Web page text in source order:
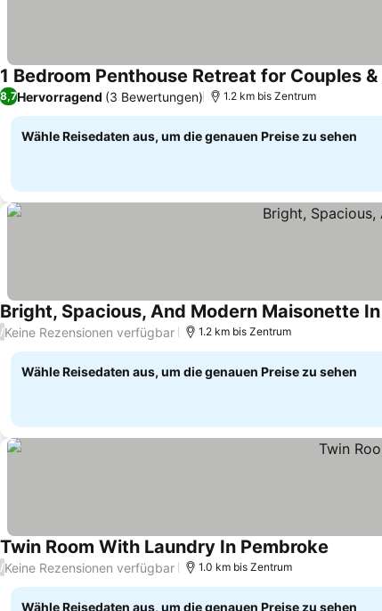
1 Bedroom Penthouse Retreat for Couples
8,7Hervorragend (3 Bewertungen) 1.2 km bis Zentrum
Wähle Reisedaten aus, um die genauen Preise zu sehen
Bright, Spacious, And Modern Maisonette
/Keine Rezensionen verfügbar 1.2 km bis Zentrum
Wähle Reisedaten aus, um die genauen Preise zu sehen
Twin Room With Laundry In Pembroke
/Keine Rezensionen verfügbar 1.0 km bis Zentrum
Wähle Reisedaten aus, um die genauen Preise zu sehen